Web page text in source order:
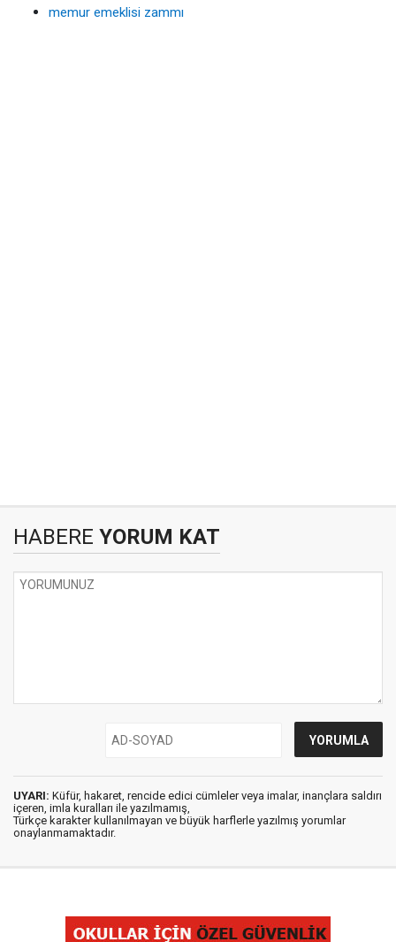
memur emeklisi zammı
HABERE YORUM KAT
UYARI: Küfür, hakaret, rencide edici cümleler veya imalar, inançlara saldırı
içeren, imla kuralları ile yazılmamış,
Türkçe karakter kullanılmayan ve büyük harflerle yazılmış yorumlar
onaylanmamaktadır.